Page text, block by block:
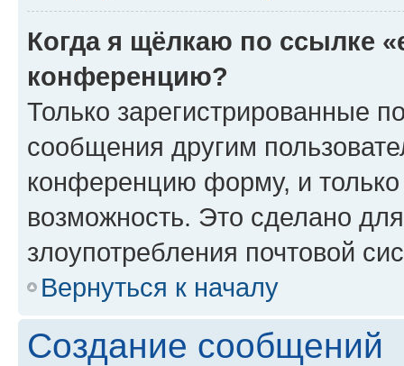
Когда я щёлкаю по ссылке
конференцию?
Только зарегистрированные
сообщения другим
конференцию форму, и
возможность. Это сделано
злоупотребления почтовой
Вернуться к началу
Создание сообщений